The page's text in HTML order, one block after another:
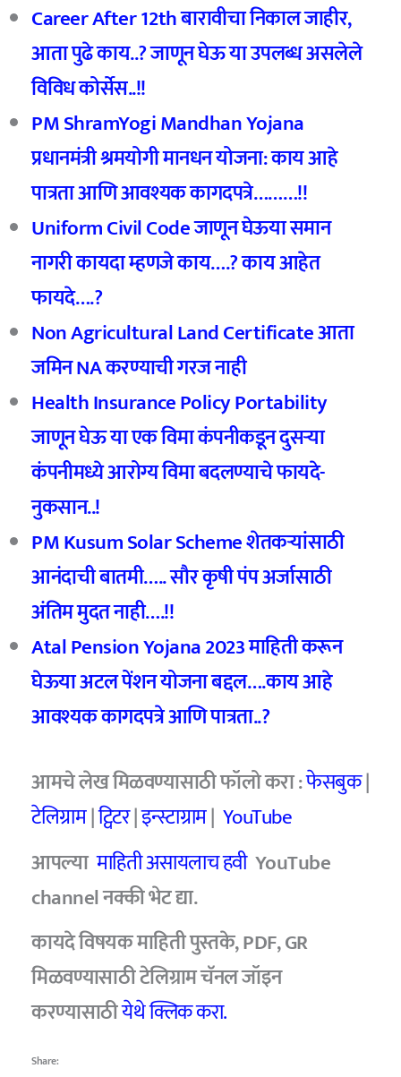
Career After 12thबारावीचा निकाल जाहीर,
आता पुढे काय..?जाणून घेऊ या उपलब्ध असलेले
विविध कोर्सेस..!!
PM ShramYogi Mandhan Yojana
प्रधानमंत्री श्रमयोगी मानधन योजना: काय आहे
पात्रता आणि आवश्यक कागदपत्रे………!!
Uniform Civil Codeजाणून घेऊया समान
नागरी कायदा म्हणजे काय….?काय आहेत
फायदे….?
Non Agricultural Land Certificateआता
जमिन NAकरण्याची गरज नाही
Health Insurance Policy Portability
जाणून घेऊ या एक विमा कंपनीकडून दुसऱ्या
कंपनीमध्ये आरोग्य विमा बदलण्याचे फायदे-
नुकसान..!
PM Kusum Solar Schemeशेतकर्‍यांसाठी
आनंदाची बातमी….. सौर कृषी पंप अर्जासाठी
अंतिम मुदत नाही….!!
Atal Pension Yojana 2023 माहिती करून
घेऊया अटल पेंशन योजना बद्दल….काय आहे
आवश्यक कागदपत्रे आणि पात्रता..?
आमचेलेख मिळवण्यासाठी फॉलो करा :फेसबुक|
टेलिग्राम|ट्विटर|इन्स्टाग्राम| YouTube
आपल्या माहिती असायलाच हवी YouTube
channelनक्की भेट द्या.
कायदे विषयक माहिती पुस्तके, PDF, GR
मिळवण्यासाठी टेलिग्राम चॅनल जॉइन
करण्यासाठीयेथे क्लिक करा.
Share: